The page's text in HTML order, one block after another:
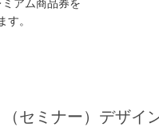
アム商品券を
す。
（セミナー）デザイ